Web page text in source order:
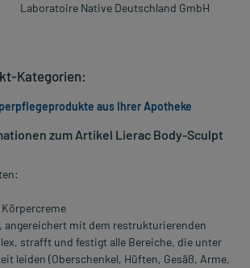
Laboratoire Native Deutschland GmbH
zum Artikel Lierac Body-Sculpt
angereichert mit dem restrukturierenden
strafft und festigt alle Bereiche, die unter
leiden (Oberschenkel, Hüften, Gesäß, Arme,
Kategorien:
aus Ihrer Apotheke